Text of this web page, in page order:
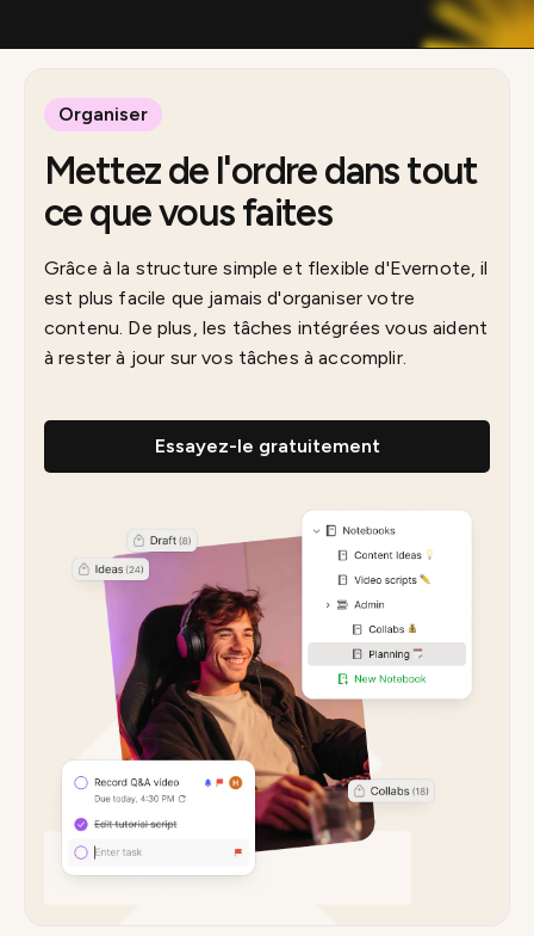
Organiser
Mettez de l'ordre dans tout
ce que vous faites
Grâce à la structure simple et flexible d'Evernote, il
est plus facile que jamais d'organiser votre
contenu. De plus, les tâches intégrées vous aident
à rester à jour sur vos tâches à accomplir.
Essayez-le gratuitement